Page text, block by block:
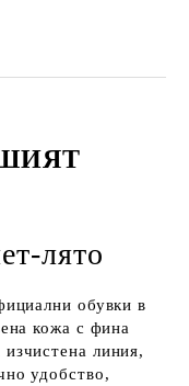
лято
обувки в
кожа с фина
линия,
удобство,